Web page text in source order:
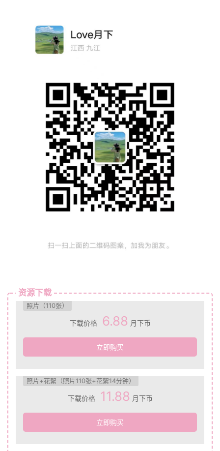
资源下载
照片（110张）
下载价格 6.88 月下币
立即购买
照片+花絮（照片110张+花絮14分钟）
下载价格 11.88 月下币
立即购买